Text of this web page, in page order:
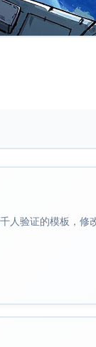
人验证的模板，修